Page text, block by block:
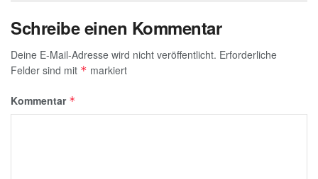
Schreibe einen Kommentar
Deine E-Mail-Adresse wird nicht veröffentlicht. Erforderliche
Felder sind mit * markiert
Kommentar *